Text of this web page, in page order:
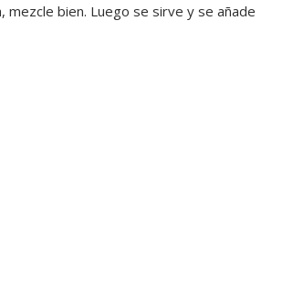
bien. Luego se sirve y se añade